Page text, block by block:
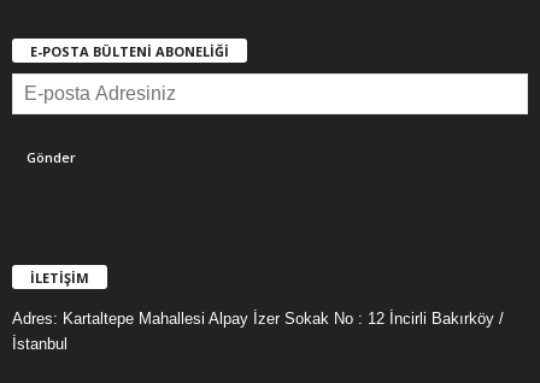
E-POSTA BÜLTENİ ABONELİĞİ
İLETİŞİM
Adres: Kartaltepe Mahallesi Alpay İzer Sokak No : 12 İncirli Bakırköy /
İstanbul